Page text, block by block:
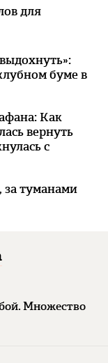
для
буме в
Как
вернуть
с
за туманами
Множество